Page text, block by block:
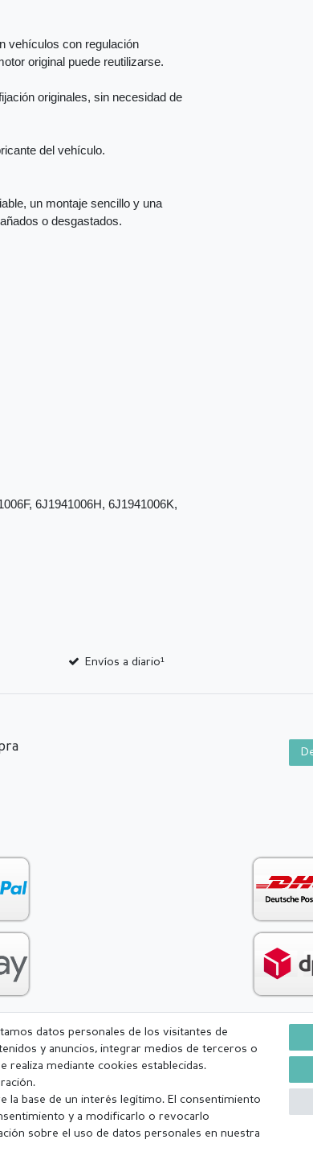
vehículos con regulación
original puede reutilizarse.
originales, sin necesidad de
del vehículo.
un montaje sencillo y una
o desgastados.
6J1941006H, 6J1941006K,
Envíos a diario¹
generales (CGC) Derecho de rescisión
excepto festivos) Excluída la mercancía personalizada
datos personales de los visitantes de
y anuncios, integrar medios de terceros o
realiza mediante cookies establecidas.
la base de un interés legítimo. El consentimiento
y a modificarlo o revocarlo
sobre el uso de datos personales en nuestra